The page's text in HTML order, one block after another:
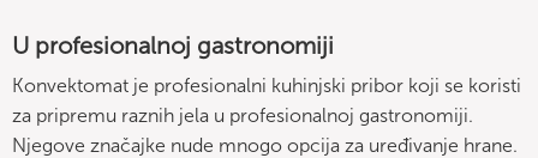
U profesionalnoj gastronomiji
Konvektomat je profesionalni kuhinjski pribor koji se koristi
za pripremu raznih jela u profesionalnoj gastronomiji.
Njegove značajke nude mnogo opcija za uređivanje hrane.